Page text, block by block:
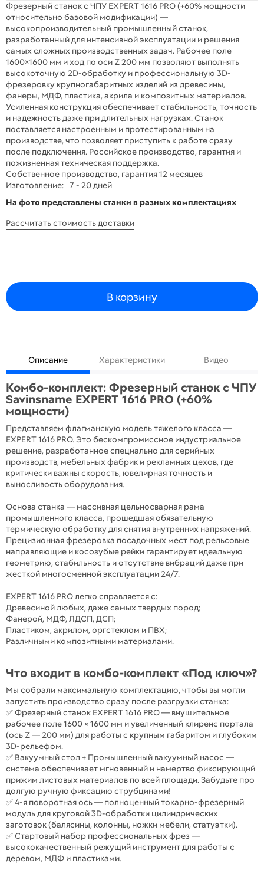
Фрезерный станок с ЧПУ EXPERT 1616 PRO (+60% мощности
относительно базовой модификации) —
высокопроизводительный промышленный станок,
разработанный для интенсивной эксплуатации и решения
самых сложных производственных задач. Рабочее поле
1600×1600 мм и ход по оси Z 200 мм позволяют выполнять
высокоточную 2D-обработку и профессиональную 3D-
фрезеровку крупногабаритных изделий из древесины,
фанеры, МДФ, пластика, акрила и композитных материалов.
Усиленная конструкция обеспечивает стабильность, точность
и надежность даже при длительных нагрузках. Станок
поставляется настроенным и протестированным на
производстве, что позволяет приступить к работе сразу
после подключения. Российское производство, гарантия и
пожизненная техническая поддержка.
Собственное производство, гарантия 12 месяцев
Изготовление: 7 - 20 дней
На фото представлены станки в разных комплектациях
Рассчитать стоимость доставки
В корзину
Описание Характеристики Видео
Комбо-комплект: Фрезерный станок с ЧПУ
Savinsname EXPERT 1616 PRO (+60%
мощности)
Представляем флагманскую модель тяжелого класса —
EXPERT 1616 PRO. Это бескомпромиссное индустриальное
решение, разработанное специально для серийных
производств, мебельных фабрик и рекламных цехов, где
критически важны скорость, ювелирная точность и
выносливость оборудования.
Основа станка — массивная цельносварная рама
промышленного класса, прошедшая обязательную
термическую обработку для снятия внутренних напряжений.
Прецизионная фрезеровка посадочных мест под рельсовые
направляющие и косозубые рейки гарантирует идеальную
геометрию, стабильность и отсутствие вибраций даже при
жесткой многосменной эксплуатации 24/7.
EXPERT 1616 PRO легко справляется с:
Древесиной любых, даже самых твердых пород;
Фанерой, МДФ, ЛДСП, ДСП;
Пластиком, акрилом, оргстеклом и ПВХ;
Различными композитными материалами.
Что входит в комбо-комплект «Под ключ»?
Мы собрали максимальную комплектацию, чтобы вы могли
запустить производство сразу после разгрузки станка:
✅ Фрезерный станок EXPERT 1616 PRO — внушительное
рабочее поле 1600 × 1600 мм и увеличенный клиренс портала
(ось Z — 200 мм) для работы с крупным габаритом и глубоким
3D-рельефом.
✅ Вакуумный стол + Промышленный вакуумный насос —
система обеспечивает мгновенный и намертво фиксирующий
прижим листовых материалов по всей площади. Забудьте про
долгую ручную фиксацию струбцинами!
✅ 4-я поворотная ось — полноценный токарно-фрезерный
модуль для круговой 3D-обработки цилиндрических
заготовок (балясины, колонны, ножки мебели, статуэтки).
✅ Стартовый набор профессиональных фрез —
высококачественный режущий инструмент для работы с
деревом, МДФ и пластиками.